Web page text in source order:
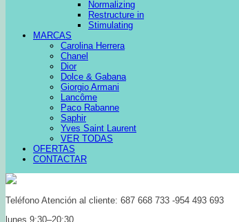
Normalizing
Restructure in
Stimulating
MARCAS
Carolina Herrera
Chanel
Dior
Dolce & Gabana
Giorgio Armani
Lancôme
Paco Rabanne
Saphir
Yves Saint Laurent
VER TODAS
OFERTAS
CONTACTAR
Teléfono Atención al cliente: 687 668 733 -954 493 693
lunes 9:30–20:30